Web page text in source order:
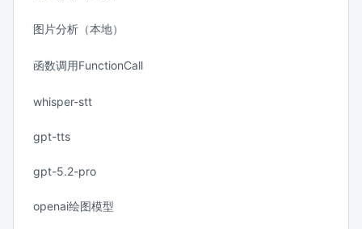
图片分析（本地）
函数调用FunctionCall
whisper-stt
gpt-tts
gpt-5.2-pro
openai绘图模型